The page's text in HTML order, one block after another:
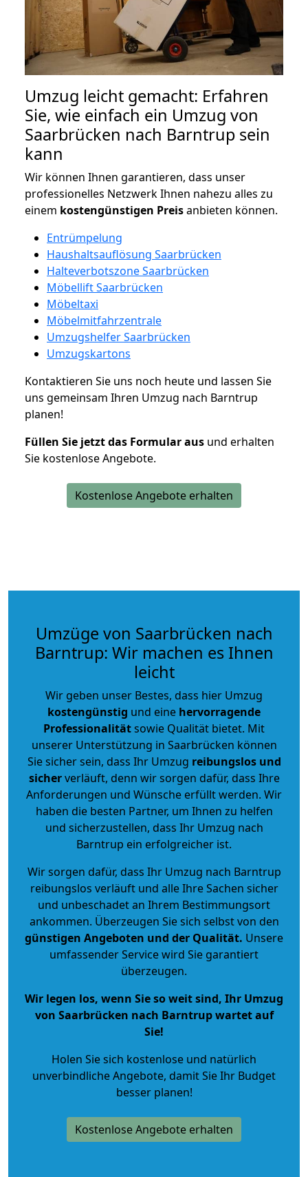
Umzug leicht gemacht: Erfahren
Sie, wie einfach ein Umzug von
Saarbrücken nach Barntrup sein
kann
Wir können Ihnen garantieren, dass unser
professionelles Netzwerk Ihnen nahezu alles zu
einem kostengünstigen Preisanbieten können.
Entrümpelung
Haushaltsauflösung Saarbrücken
Halteverbotszone Saarbrücken
Möbellift Saarbrücken
Möbeltaxi
Möbelmitfahrzentrale
Umzugshelfer Saarbrücken
Umzugskartons
Kontaktieren Sie uns noch heute und lassen Sie
uns gemeinsam Ihren Umzug nach Barntrup
planen!
Füllen Sie jetzt das Formular aus und erhalten
Sie kostenlose Angebote.
Kostenlose Angebote erhalten
Umzüge von Saarbrücken nach
Barntrup: Wir machen es Ihnen
leicht
Wir geben unser Bestes, dass hier Umzug
kostengünstig und eine hervorragende
Professionalitätsowie Qualität bietet. Mit
unserer Unterstützung in Saarbrücken können
Sie sicher sein, dass Ihr Umzug reibungslos und
sicherverläuft, denn wir sorgen dafür, dass Ihre
Anforderungen und Wünsche erfüllt werden. Wir
haben die besten Partner, um Ihnen zu helfen
und sicherzustellen, dass Ihr Umzug nach
Barntrup ein erfolgreicher ist.
Wir sorgen dafür, dass Ihr Umzug nach Barntrup
reibungslos verläuft und alle Ihre Sachen sicher
und unbeschadet an Ihrem Bestimmungsort
ankommen. Überzeugen Sie sich selbst von den
günstigen Angeboten und der Qualität. Unsere
umfassender Service wird Sie garantiert
überzeugen.
Wir legen los, wenn Sie so weit sind, Ihr Umzug
von Saarbrücken nach Barntrup wartet auf
Sie!
Holen Sie sich kostenlose und natürlich
unverbindliche Angebote, damit Sie Ihr Budget
besser planen!
Kostenlose Angebote erhalten